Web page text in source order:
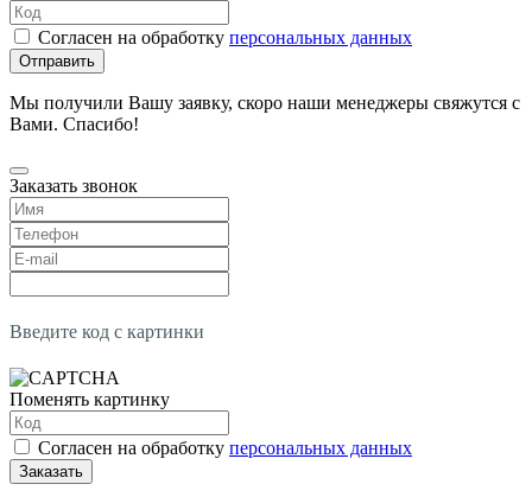
Согласен на обработку персональных данных
Отправить
Мы получили Вашу заявку, скоро наши менеджеры свяжутся с
Вами. Спасибо!
Заказать звонок
Введите код с картинки
Поменять картинку
Согласен на обработку персональных данных
Заказать